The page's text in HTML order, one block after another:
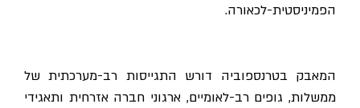
הפמיניסטית-לכאורה.
המאבק בטרנספוביה דורש התגייסות רב-מערכתית של
ממשלות, גופים רב-לאומיים, ארגוני חברה אזרחית ותאגידי